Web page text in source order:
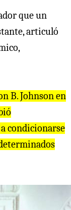
que un
articuló
B. Johnson en
condicionarse
rminados